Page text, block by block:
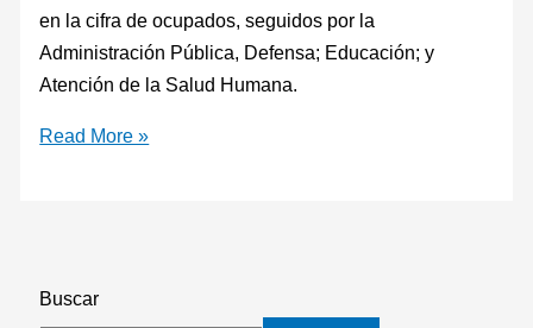
en la cifra de ocupados, seguidos por la
Administración Pública, Defensa; Educación; y
Atención de la Salud Humana.
Read More »
Buscar